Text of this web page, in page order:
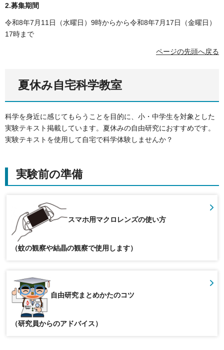
2.募集期間
令和8年7月11日（水曜日）9時からから令和8年7月17日（金曜日）
17時まで
ページの先頭へ戻る
夏休み自宅科学教室
科学を身近に感じてもらうことを目的に、小・中学生を対象とした
実験テキスト掲載しています。夏休みの自由研究におすすめです。
実験テキストを使用して自宅で科学体験しませんか？
実験前の準備
スマホ用マクロレンズの使い方
（蚊の観察や結晶の観察で使用します）
自由研究まとめかたのコツ
（研究員からのアドバイス）